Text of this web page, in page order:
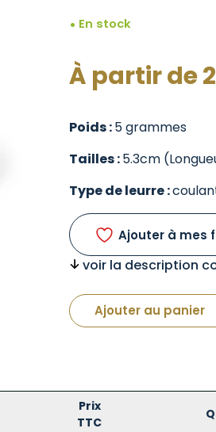
En stock
À partir de
Poids :5 grammes
Tailles :5.3cm
Type de leurre :
Ajouter à mes
voir la description
Ajouter au panier
Prix
TTC